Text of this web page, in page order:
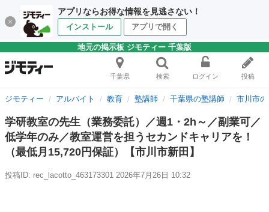
アプリならお得な情報を見逃さない！
インストール アプリで開く
地元の掲示板 ジモティー 千葉版
千葉県 検索 ログイン 投稿
ジモティー アルバイト 教育 塾講師 千葉県の塾講師 市川市
学研教室の先生（業務委託）／週1・2h～／副業可／
低学年のみ／教室運営を担うセカンドキャリアを！
（最低月15,720円保証）【市川市新田】
投稿ID: rec_lacotto_463173301 2026年7月26日 10:32